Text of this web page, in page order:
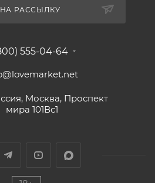
РАССЫЛКУ
555-04-64
Москва, Проспект
мира 101Вс1